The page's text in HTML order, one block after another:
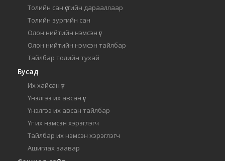
Толийн сан үсгийн дарааллаар
Толийн зургийн сан
Олон нийтийн нэмсэн үг
Олон нийтийн нэмсэн тайлбар
Тайлбар толийн тухай
Бусад
Их хайсан үг
Үнэлгээ их авсан үг
Үнэлгээ их авсан тайлбар
Үг их нэмсэн хэрэглэгч
Тайлбар их нэмсэн хэрэглэгч
Ашиглах заавар